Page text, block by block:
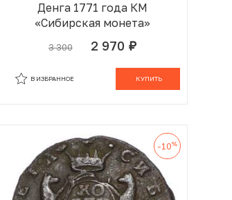
Денга 1771 года КМ
«Сибирская монета»
3 300 2 970 руб.
КУПИТЬ
В ИЗБРАННОЕ
-10%